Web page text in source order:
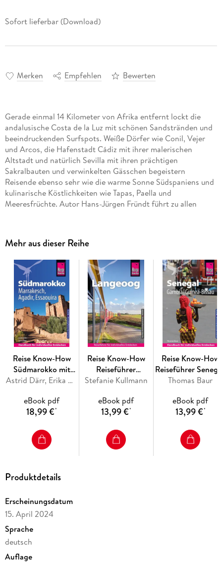
Sofort lieferbar (Download)
Merken Empfehlen Bewerten
Gerade einmal 14 Kilometer von Afrika entfernt lockt die
andalusische Costa de la Luz mit schönen Sandstränden und
beeindruckenden Surfspots. Weiße Dörfer wie Conil, Vejer
und Arcos, die Hafenstadt Cádiz mit ihrer malerischen
Altstadt und natürlich Sevilla mit ihren prächtigen
Sakralbauten und verwinkelten Gässchen begeistern
Reisende ebenso sehr wie die warme Sonne Südspaniens und
kulinarische Köstlichkeiten wie Tapas, Paella und
Meeresfrüchte. Autor Hans-Jürgen Fründt führt zu allen
südlichsten Punkt Gibraltars, dem Europa Point, wo man bis
nach Tanger oder Ceuta schauen kann.
- Übersichtsseiten mit Beschreibungen aller Regionen: Von
der Küste der Provinz Cádiz und Gibraltar über Sevilla bis an
die Küste der Provinz Huelva
- Routenvorschläge und Inspiration für einzigartige
und Tauchreviere
- Tipps für Wanderungen, Radtouren und andere Outdoor-
- Besonders gute und typische Restaurants, interessante
Mehr aus dieser Reihe
Reise Know-How
Südmarokko mit
Marrakesch, Agadir
Astrid Därr, Erika Därr
eBook pdf
18,99 €*
Reise Know-How
Reiseführer
Langeoog
Stefanie Kullmann
eBook pdf
13,99 €*
Reise Know-How
Reiseführer
Gambia und
Thomas Baur
eBook pdf
13,99 €*
Produktdetails
Erscheinungsdatum
15. April 2024
Sprache
deutsch
Auflage